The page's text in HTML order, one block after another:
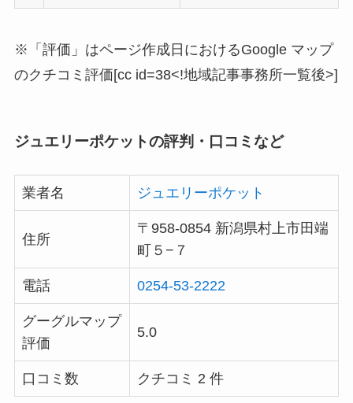
※「評価」はページ作成日におけるGoogle マップ
のクチコミ評価[cc id=38<!地域記事事務所一覧後>]
ジュエリーポケットの評判・口コミなど
業者名 ジュエリーポケット
住所
〒958-0854 新潟県村上市田端
町５−７
電話 0254-53-2222
グーグルマップ
評価
5.0
口コミ数 クチコミ 2 件